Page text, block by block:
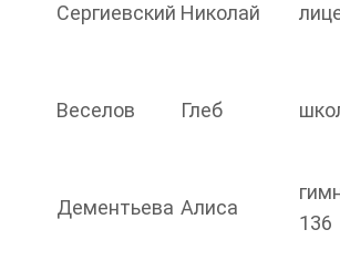
Сергиевский Николай
Веселов Глеб
Дементьева Алиса
136